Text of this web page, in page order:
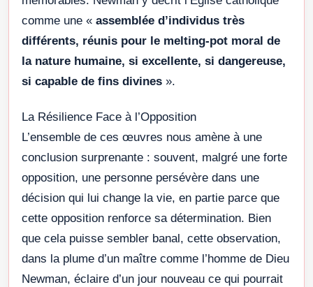
comme une « assemblée d’individus très
différents, réunis pour le melting-pot moral de
la nature humaine, si excellente, si dangereuse,
si capable de fins divines ».
La Résilience Face à l’Opposition
L’ensemble de ces œuvres nous amène à une
conclusion surprenante : souvent, malgré une forte
opposition, une personne persévère dans une
décision qui lui change la vie, en partie parce que
cette opposition renforce sa détermination. Bien
que cela puisse sembler banal, cette observation,
dans la plume d’un maître comme l’homme de Dieu
Newman, éclaire d’un jour nouveau ce qui pourrait